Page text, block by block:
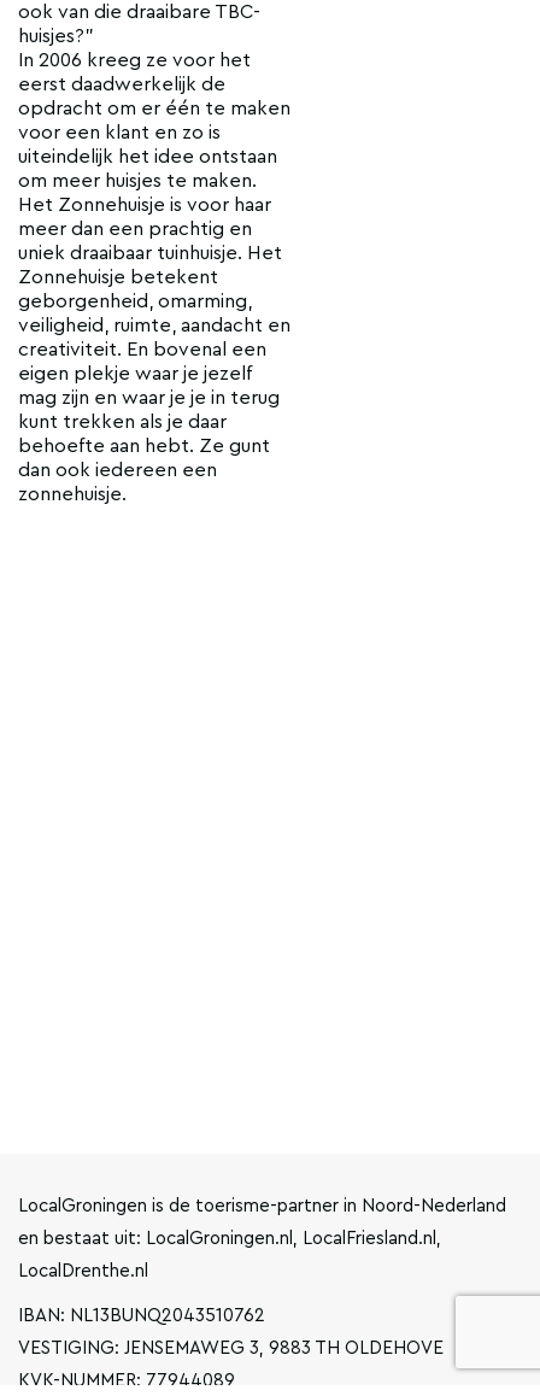
ook van die draaibare TBC-
huisjes?”
In 2006 kreeg ze voor het
eerst daadwerkelijk de
opdracht om er één te maken
voor een klant en zo is
uiteindelijk het idee ontstaan
om meer huisjes te maken.
Het Zonnehuisje is voor haar
meer dan een prachtig en
uniek draaibaar tuinhuisje. Het
Zonnehuisje betekent
geborgenheid, omarming,
veiligheid, ruimte, aandacht en
creativiteit. En bovenal een
eigen plekje waar je jezelf
mag zijn en waar je je in terug
kunt trekken als je daar
behoefte aan hebt. Ze gunt
dan ook iedereen een
zonnehuisje.
LocalGroningen is de toerisme-partner in Noord-Nederland
en bestaat uit: LocalGroningen.nl, LocalFriesland.nl,
LocalDrenthe.nl
IBAN: NL13BUNQ2043510762
VESTIGING: JENSEMAWEG 3, 9883 TH OLDEHOVE
KVK-NUMMER: 77944089